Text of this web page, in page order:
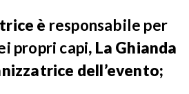
è responsabile per
propri capi, La Ghianda
dell’evento;